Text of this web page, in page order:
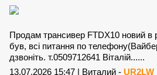
Продам трансивер FTDX10 новий в
був, всі питання по
дзвоніть. т.0509712641 Віталій......
13.07.2026 15:47 | Виталий - UR2LW